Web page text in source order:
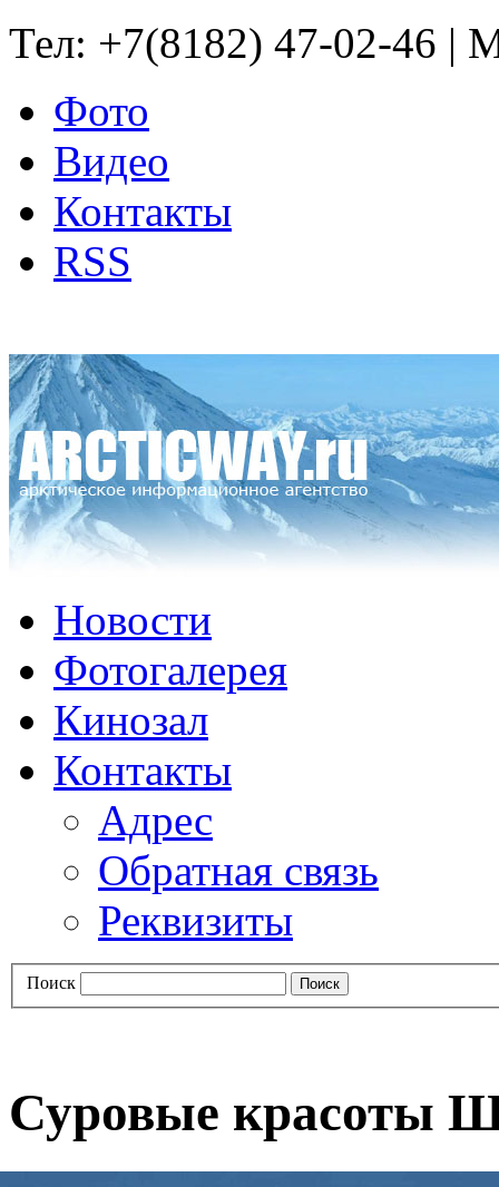
Тел: +7(8182) 47-02-46 |
Фото
Видео
Контакты
RSS
Новости
Фотогалерея
Кинозал
Контакты
Адрес
Обратная связь
Реквизиты
Поиск
Суровые красоты